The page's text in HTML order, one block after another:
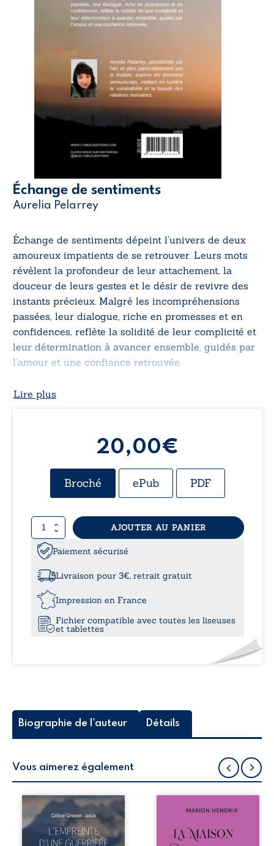
Échange de sentiments
Aurelia Pelarrey
Échange de sentiments dépeint l’univers de deux
amoureux impatients de se retrouver. Leurs mots
révèlent la profondeur de leur attachement, la
douceur de leurs gestes et le désir de revivre des
instants précieux. Malgré les incompréhensions
passées, leur dialogue, riche en promesses et en
confidences, reflète la solidité de leur complicité et
leur détermination à avancer ensemble, guidés par
l’amour et une confiance retrouvée.
Lire plus
20,00€
Broché ePub PDF
quantité
de
Échange
sentiments
AJOUTER AU PANIER
Paiement sécurisé
Livraison pour 3€, retrait gratuit
Impression en France
Fichier compatible avec toutes les liseuses
et tablettes
Biographie de l'auteur Détails
Vous aimerez également
Que reste-t-il de
l’enfance lorsque
la maladie impose
ses propres règles
Nous sommes en
après le décès du
patriarche